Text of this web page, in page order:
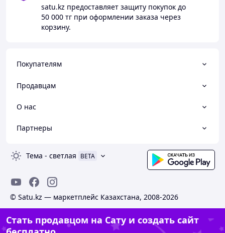
satu.kz предоставляет защиту покупок до
50 000 тг при оформлении заказа через
корзину.
Покупателям
Продавцам
О нас
Партнеры
Тема - светлая BETA
© Satu.kz — маркетплейс Казахстана, 2008-2026
Стать продавцом на Сату и создать сайт